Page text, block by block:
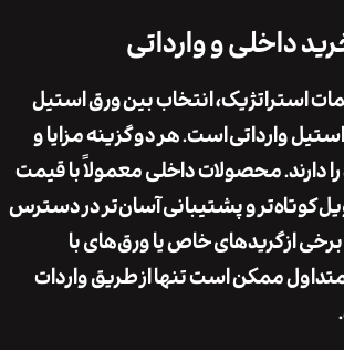
و وارداتی
انتخاب بینورق استیل
است. هر دو گزینه مزایا و
محصولات داخلی معمولاً با قیمت
و پشتیبانی آسان‌تر در دسترس
خاص یا ورق‌های با
است تنها از طریق واردات